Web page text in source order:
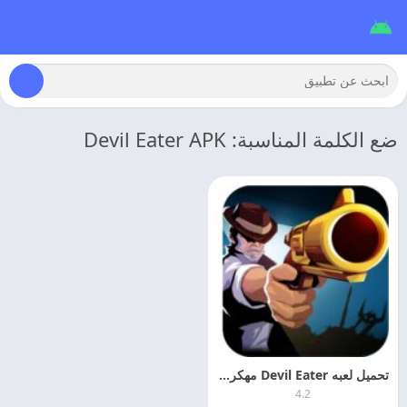
ضع الكلمة المناسبة: Devil Eater APK
تحميل لعبه Devil Eater مهكره اخر تحديث
4.2